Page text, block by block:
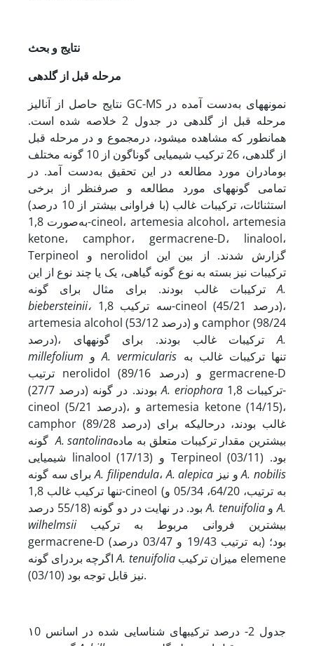
نتایج و بحث
مرحله قبل از گلدهی
نتایج حاصل از آنالیز GC-MS نمونه­های به‌دست آمده در
مرحله قبل از گلدهی در جدول 2 خلاصه شده است.
همانطور که مشاهده می­شود، درمجموع و در مرحله قبل
از گلدهی، 26 ترکیب شیمیایی گوناگون از 10 گونه مختلف
بومادران مورد مطالعه در این تحقیق به‌دست آمد. در
تمامی گونه­های مورد مطالعه و صرفنظر از برخی
استثنائات، ترکیبات غالب (با فراوانی بیشتر از 10 درصد)
به‌صورت 1,8-cineol، artemesia alcohol، artemesia
ketone، camphor، germacrene-D، linalool،
Terpineol و nerolidol گزارش شدند. از بین این
ترکیبات نیز بسته به نوع گونه گیاهی، یک یا چند نوع از این
ترکیبات غالب بودند. برای مثال برای گونهA.
biebersteinii،
artemesia alcohol (53/12 درصد) و camphor (98/24
درصد)، ترکیبات غالب بودند. برای گونه­هایA.
millefolium
وA. vermicularis
ترتیب nerolidol (89/16 درصد) و germacrene-D
(27/7 درصد) بودند. در گونهA. eriophora ترکیبات 1,8-
cineol (5/21 درصد)، و artemesia ketone (14/15)،
camphor (89/28 درصد) غالب بودند، درحالی­که برای
گونهA. santolinaبیشترین مقدار ترکیبات متعلق به ماده
شیمیایی linalool (17/13) و Terpineol (03/11) بود.
برای سه گونهA. filipendula،A. alepica و نیزA. nobilis
تنها ترکیب غالب 1,8-cineol (به ترتیب، 64/20، 05/34 و
55/18 درصد) بود. در نهایت در دو گونهA. tenuifolia وA.
wilhelmsii
germacrene-D (به ترتیب 19/43 و 03/47 درصد) بود؛
اگرچه بردرای گونهA. tenuifolia میزان ترکیب elemene
(03/10) نیز قابل توجه بود.
جدول 2- درصد ترکیب­های شناسایی شده در اسانس ١0